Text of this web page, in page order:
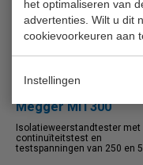
het optimaliseren van
advertenties. Wilt u dit
cookievoorkeuren aan
Instellingen
Megger MIT300
Isolatieweerstandtester met
continuïteitstest en
testspanningen van 250 en